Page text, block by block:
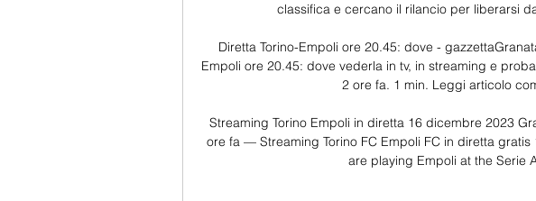
classifica e cercano il rilancio per liberarsi
Diretta Torino-Empoli ore 20.45: dove -
Empoli ore 20.45: dove vederla in tv, in streaming e
2 ore fa. 1 min. Leggi articolo
Streaming Torino Empoli in diretta 16 dicembre 2023
ore fa — Streaming Torino FC Empoli FC in diretta gratis
are playing Empoli at the Serie